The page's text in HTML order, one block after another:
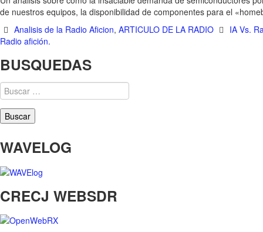
de nuestros equipos, la disponibilidad de componentes para el
Analisis de la Radio Aficion, ARTICULO DE LA RADIO
IA Vs.
Radio afición.
BUSQUEDAS
Buscar:
WAVELOG
CRECJ WEBSDR